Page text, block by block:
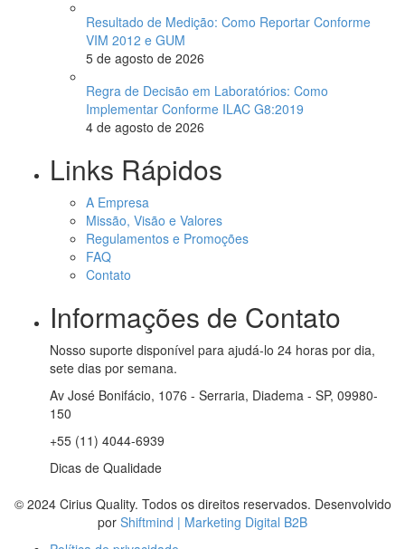
Resultado de Medição: Como Reportar Conforme
VIM 2012 e GUM
5 de agosto de 2026
Regra de Decisão em Laboratórios: Como
Implementar Conforme ILAC G8:2019
4 de agosto de 2026
Links Rápidos
A Empresa
Missão, Visão e Valores
Regulamentos e Promoções
FAQ
Contato
Informações de Contato
Nosso suporte disponível para ajudá-lo 24 horas por dia,
sete dias por semana.
Av José Bonifácio, 1076 - Serraria, Diadema - SP, 09980-
150
+55 (11) 4044-6939
Dicas de Qualidade
© 2024 Cirius Quality. Todos os direitos reservados. Desenvolvido
por Shiftmind | Marketing Digital B2B